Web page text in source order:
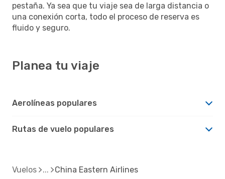
pestaña. Ya sea que tu viaje sea de larga distancia o
una conexión corta, todo el proceso de reserva es
fluido y seguro.
Planea tu viaje
Aerolíneas populares
Rutas de vuelo populares
Vuelos China Eastern Airlines